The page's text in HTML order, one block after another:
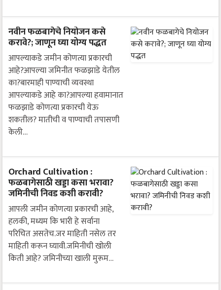
नवीन फळबागेचे नियोजन कसे
करावे?; जाणून घ्या योग्य पद्धत
आपल्याकडे जमीन कोणत्या प्रकारची
आहे?आपल्या जमिनीत फळझाडे येतील
का?बारमाही पाण्याची व्यवस्था
आपल्याकडे आहे का?आपल्या हवामानात
फळझाडे कोणत्या प्रकारची येऊ
शकतील? मातीची व पाण्याची तपासणी
केली…
Orchard Cultivation :
फळबागेसाठी खड्डा कसा भरावा?
जमिनीची निवड कशी करावी?
आपली जमीन कोणत्या प्रकारची आहे,
हलकी, मध्यम कि भारी हे सर्वाना
परिचित असतेच.जर माहिती नसेल तर
माहिती करून घ्यावी.जमिनीची खोली
किती आहे? जमिनीच्या खाली मुरूम…